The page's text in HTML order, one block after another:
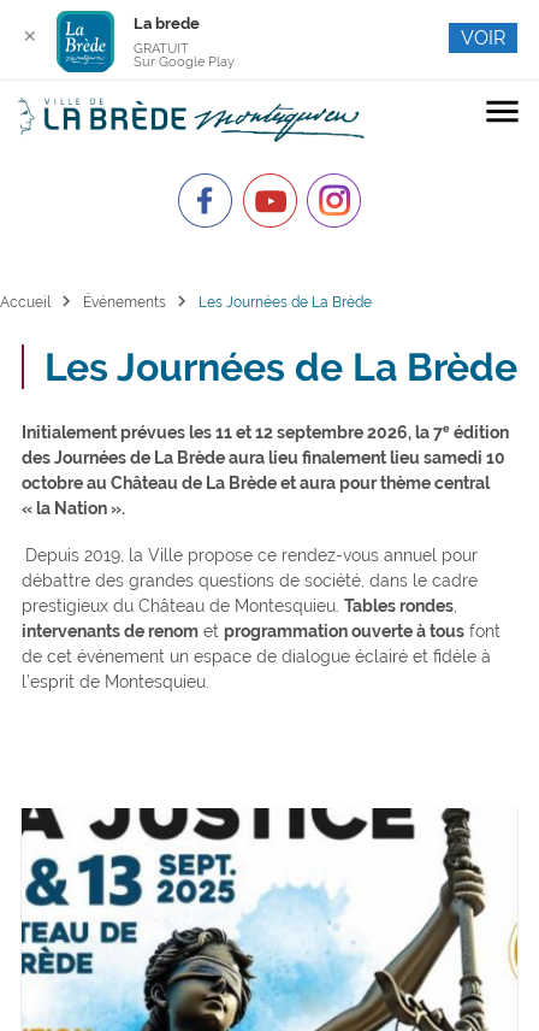
menu
Accueil chevron_right Événements chevron_right Les Journées de La Brède
Les Journées de La Brède
Initialement prévues les 11 et 12 septembre 2026, la 7ᵉ édition
des Journées de La Brède aura lieu finalement lieu samedi 10
octobre au Château de La Brède et aura pour thème central
« la Nation ».
Depuis 2019, la Ville propose ce rendez-vous annuel pour
débattre des grandes questions de société, dans le cadre
prestigieux du Château de Montesquieu. Tables rondes,
intervenants de renomet programmation ouverte à tousfont
de cet événement un espace de dialogue éclairé et fidèle à
l’esprit de Montesquieu.
✕
La brede
GRATUIT
Sur Google Play
VOIR